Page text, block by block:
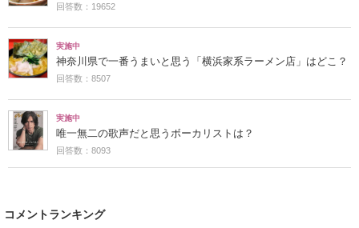
回答数：19652
実施中
神奈川県で一番うまいと思う「横浜家系ラーメン店」はどこ？
回答数：8507
実施中
唯一無二の歌声だと思うボーカリストは？
回答数：8093
コメントランキング